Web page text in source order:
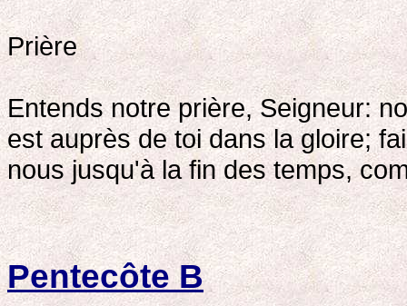
Prière
Entends notre prière, Seigneur:
est auprès de toi dans la gloire;
nous jusqu'à la fin des temps,
Pentecôte B